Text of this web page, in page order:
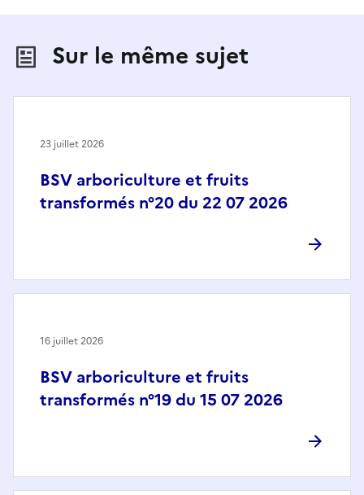
Sur le même sujet
BSV arboriculture et fruits
transformés n°20 du 22 07 2026
23 juillet 2026
BSV arboriculture et fruits
transformés n°19 du 15 07 2026
16 juillet 2026